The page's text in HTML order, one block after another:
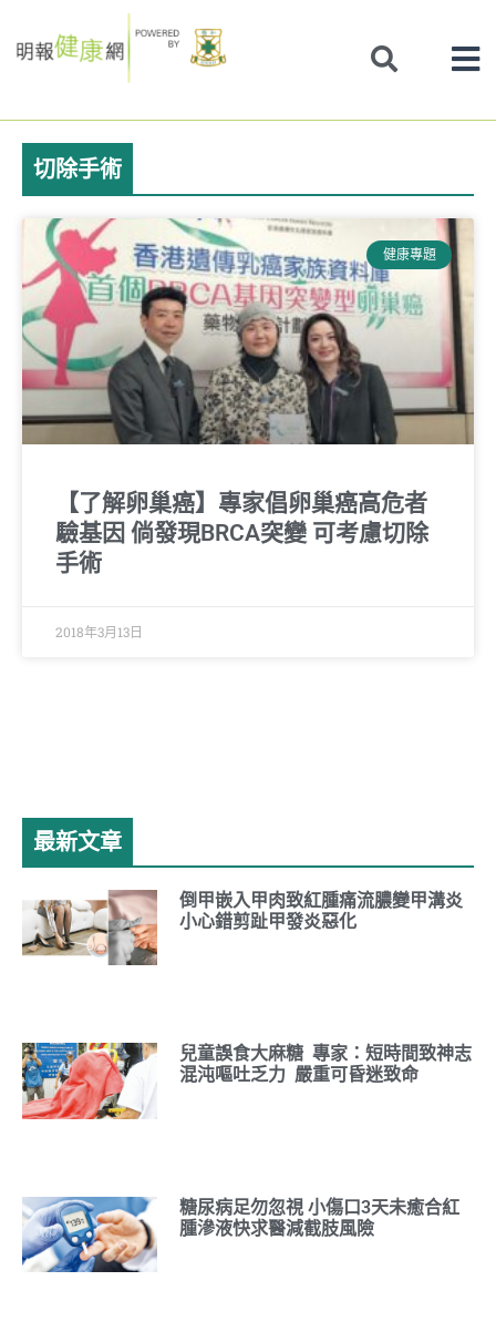
to
切除手術
健康專題
【了解卵巢癌】專家倡卵巢癌高危者
驗基因 倘發現BRCA突變 可考慮切除
手術
2018年3月13日
最新文章
倒甲嵌入甲肉致紅腫痛流膿變甲溝炎
小心錯剪趾甲發炎惡化
兒童誤食大麻糖 專家：短時間致神志
混沌嘔吐乏力 嚴重可昏迷致命
糖尿病足勿忽視 小傷口3天未癒合紅
腫滲液快求醫減截肢風險